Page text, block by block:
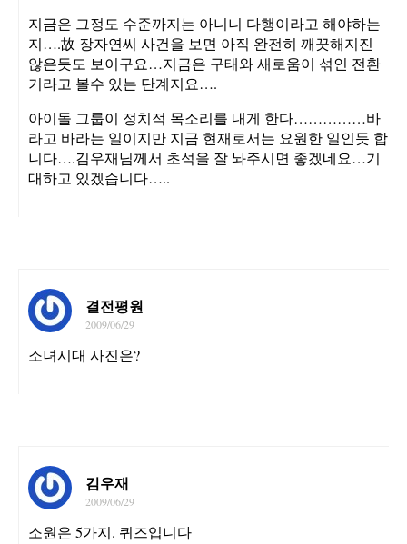
지금은 그정도 수준까지는 아니니 다행이라고 해야하는
지….故 장자연씨 사건을 보면 아직 완전히 깨끗해지진
않은듯도 보이구요…지금은 구태와 새로움이 섞인 전환
기라고 볼수 있는 단계지요….
아이돌 그룹이 정치적 목소리를 내게 한다……………바
라고 바라는 일이지만 지금 현재로서는 요원한 일인듯 합
니다….김우재님께서 초석을 잘 놔주시면 좋겠네요…기
대하고 있겠습니다…..
결전평원
2009/06/29
소녀시대 사진은?
김우재
2009/06/29
소원은 5가지. 퀴즈입니다